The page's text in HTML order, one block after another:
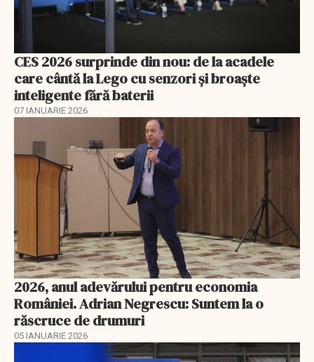
CES 2026 surprinde din nou: de la acadele
care cântă la Lego cu senzori și broaște
inteligente fără baterii
07 IANUARIE 2026
2026, anul adevărului pentru economia
României. Adrian Negrescu: Suntem la o
răscruce de drumuri
05 IANUARIE 2026